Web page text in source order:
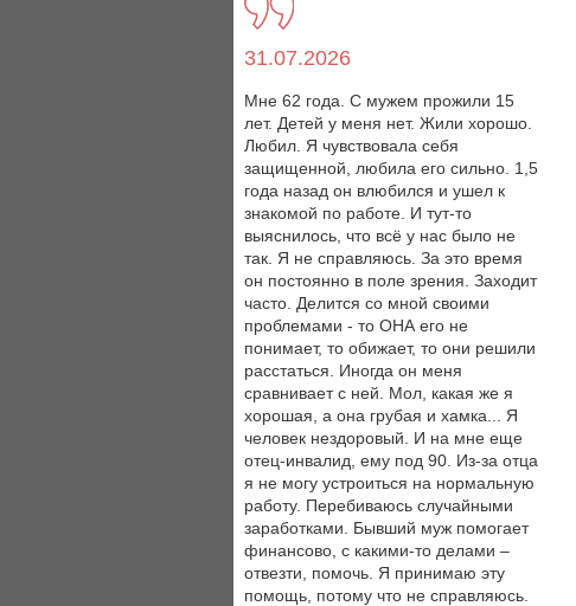
31.07.2026
Мне 62 года. С мужем прожили 15
лет. Детей у меня нет. Жили хорошо.
Любил. Я чувствовала себя
защищенной, любила его сильно. 1,5
года назад он влюбился и ушел к
знакомой по работе. И тут-то
выяснилось, что всё у нас было не
так. Я не справляюсь. За это время
он постоянно в поле зрения. Заходит
часто. Делится со мной своими
проблемами - то ОНА его не
понимает, то обижает, то они решили
расстаться. Иногда он меня
сравнивает с ней. Мол, какая же я
хорошая, а она грубая и хамка... Я
человек нездоровый. И на мне еще
отец-инвалид, ему под 90. Из-за отца
я не могу устроиться на нормальную
работу. Перебиваюсь случайными
заработками. Бывший муж помогает
финансово, с какими-то делами –
отвезти, помочь. Я принимаю эту
помощь, потому что не справляюсь.